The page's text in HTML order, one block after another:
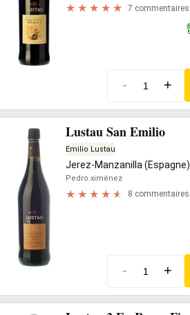
7 commentaires
- +
Lustau San Emilio
Emilio Lustau
Jerez-Manzanilla (Espagne)
Pedro ximénez
8 commentaires
- +